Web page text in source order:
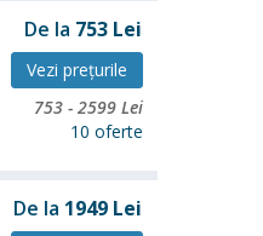
De la 753 Lei
Vezi preţurile
753 - 2599 Lei
10 oferte
De la 1949 Lei